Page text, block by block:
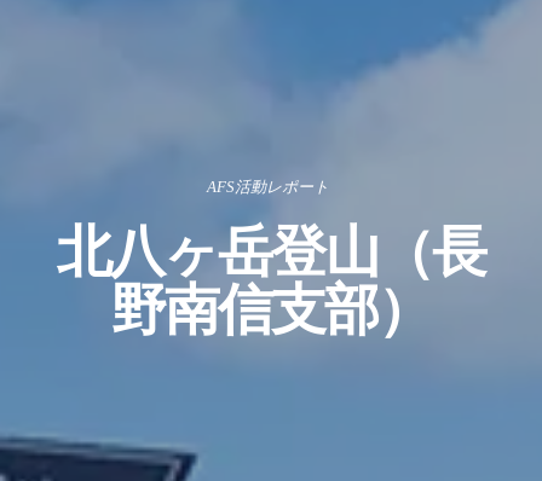
AFS活動レポート
北八ヶ岳登山（長
野南信支部）